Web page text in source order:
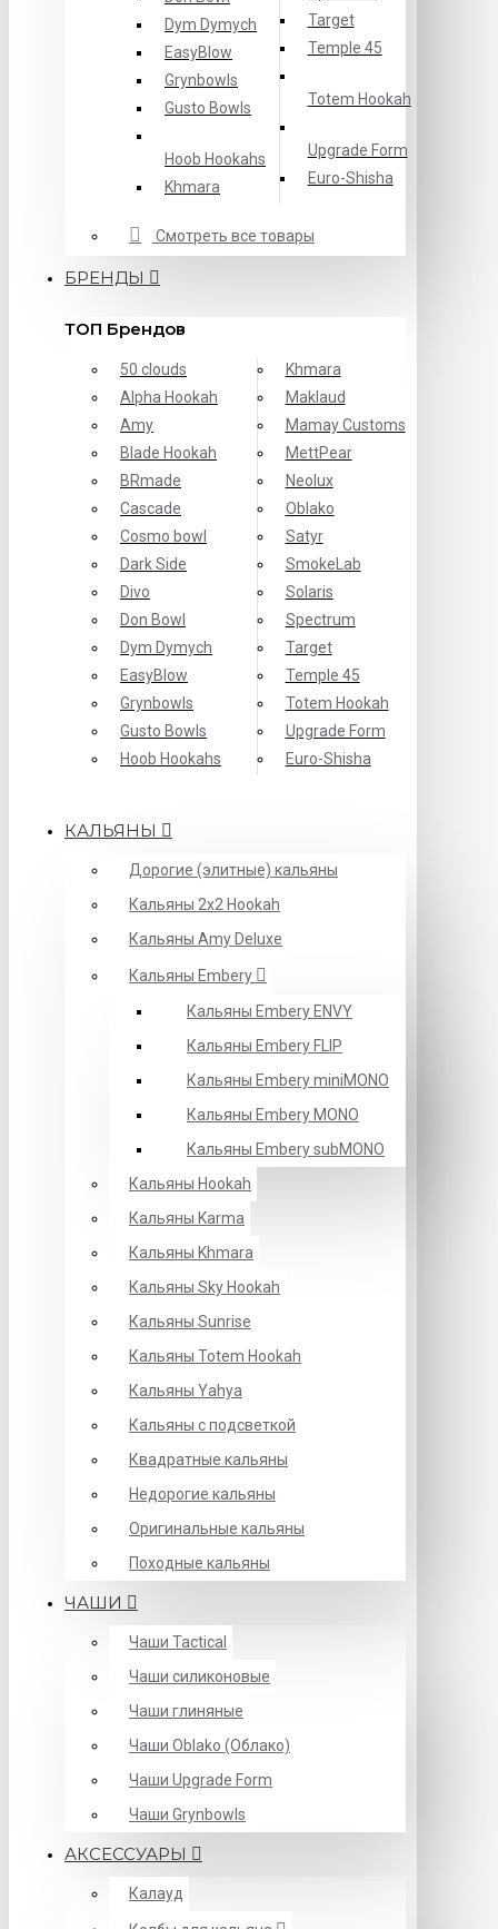
Dym Dymych
EasyBlow
Grynbowls
Gusto Bowls
Hoob Hookahs
Khmara
Target
Temple 45
Totem Hookah
Upgrade Form
Еuro-Shisha
Смотреть все товары
БРЕНДЫ
ТОП Брендов
50 clouds
Alpha Hookah
Amy
Blade Hookah
BRmade
Cascade
Cosmo bowl
Dark Side
Divo
Don Bowl
Dym Dymych
EasyBlow
Grynbowls
Gusto Bowls
Hoob Hookahs
Khmara
Maklaud
Mamay Customs
MettPear
Neolux
Oblako
Satyr
SmokeLab
Solaris
Spectrum
Target
Temple 45
Totem Hookah
Upgrade Form
Еuro-Shisha
КАЛЬЯНЫ
Дорогие (элитные) кальяны
Кальяны 2х2 Hookah
Кальяны Amy Deluxe
Кальяны Embery
Кальяны Embery ENVY
Кальяны Embery FLIP
Кальяны Embery miniMONO
Кальяны Embery MONO
Кальяны Embery subMONO
Кальяны Hookah
Кальяны Karma
Кальяны Khmara
Кальяны Sky Hookah
Кальяны Sunrise
Кальяны Totem Hookah
Кальяны Yahya
Кальяны с подсветкой
Квадратные кальяны
Недорогие кальяны
Оригинальные кальяны
Походные кальяны
ЧАШИ
Чаши Tactical
Чаши силиконовые
Чаши глиняные
Чаши Oblako (Облако)
Чаши Upgrade Form
Чаши Grynbowls
АКСЕССУАРЫ
Калауд